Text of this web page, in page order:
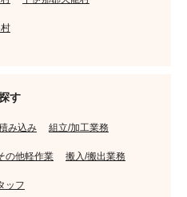
す
み込み 組立/加工業務
の他軽作業 搬入/搬出業務
ッフ